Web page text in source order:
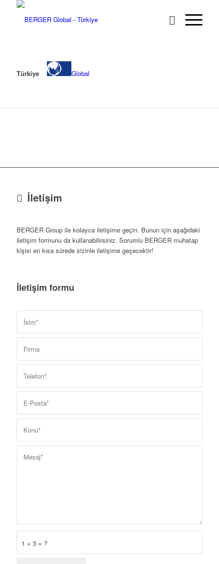
Türkiye Global
İletişim
BERGER Group ile kolayca iletişime geçin. Bunun için aşağıdaki
iletişim formunu da kullanabilirsiniz. Sorumlu BERGER muhatap
kişisi en kısa sürede sizinle iletişime geçecektir!
İletişim formu
1 + 3 = ?